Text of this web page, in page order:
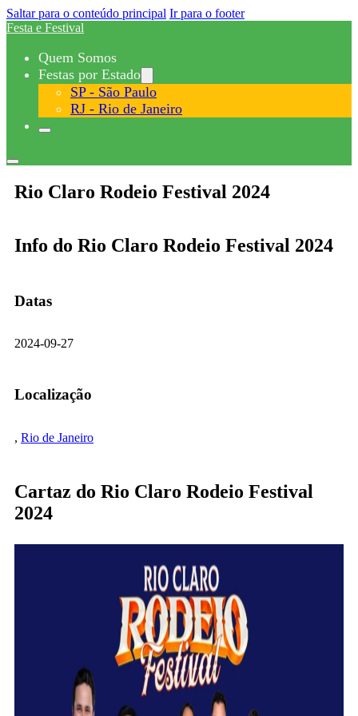
Saltar para o conteúdo principal Ir para o footer
Festa e Festival
Quem Somos
Festas por Estado
SP - São Paulo
RJ - Rio de Janeiro
Rio Claro Rodeio Festival 2024
Info do Rio Claro Rodeio Festival 2024
Datas
2024-09-27
Localização
, Rio de Janeiro
Cartaz do Rio Claro Rodeio Festival
2024